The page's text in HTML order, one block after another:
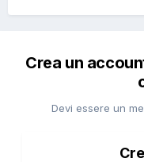
Crea un
Devi essere un